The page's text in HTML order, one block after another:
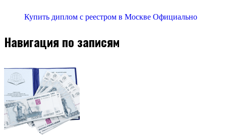
Купить диплом с реестром в Москве Официально
Навигация по записям